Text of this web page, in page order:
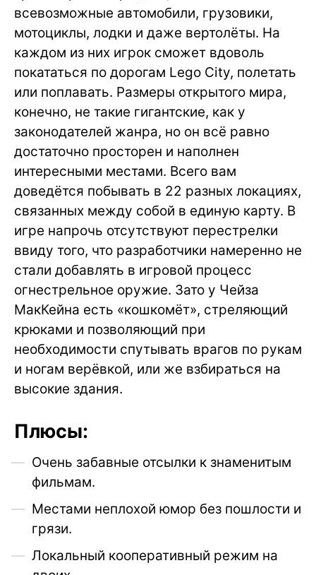
всевозможные автомобили, грузовики,
мотоциклы, лодки и даже вертолёты. На
каждом из них игрок сможет вдоволь
покататься по дорогам Lego City, полетать
или поплавать. Размеры открытого мира,
конечно, не такие гигантские, как у
законодателей жанра, но он всё равно
достаточно просторен и наполнен
интересными местами. Всего вам
доведётся побывать в 22 разных локациях,
связанных между собой в единую карту. В
игре напрочь отсутствуют перестрелки
ввиду того, что разработчики намеренно не
стали добавлять в игровой процесс
огнестрельное оружие. Зато у Чейза
МакКейна есть «кошкомёт», стреляющий
крюками и позволяющий при
необходимости спутывать врагов по рукам
и ногам верёвкой, или же взбираться на
высокие здания.
Плюсы:
Очень забавные отсылки к знаменитым
фильмам.
Местами неплохой юмор без пошлости и
грязи.
Локальный кооперативный режим на